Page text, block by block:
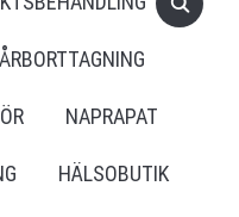
NAPRAPAT
HÄLSOBUTIK